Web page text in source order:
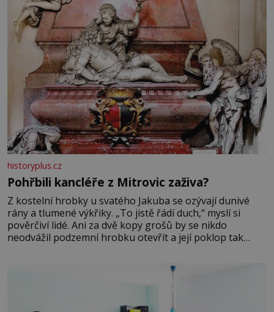
historyplus.cz
Pohřbili kancléře z Mitrovic zaživa?
Z kostelní hrobky u svatého Jakuba se ozývají dunivé
rány a tlumené výkřiky. „To jistě řádí duch,“ myslí si
pověrčiví lidé. Ani za dvě kopy grošů by se nikdo
neodvážil podzemní hrobku otevřít a její poklop tak